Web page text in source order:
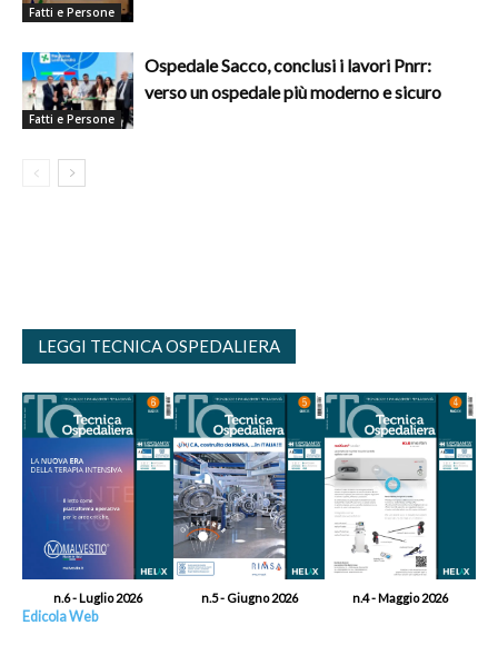
Fatti e Persone
Fatti e Persone
Ospedale Sacco, conclusi i lavori Pnrr:
verso un ospedale più moderno e sicuro
LEGGI TECNICA OSPEDALIERA
n.6 - Luglio 2026 n.5 - Giugno 2026 n.4 - Maggio 2026
Edicola Web